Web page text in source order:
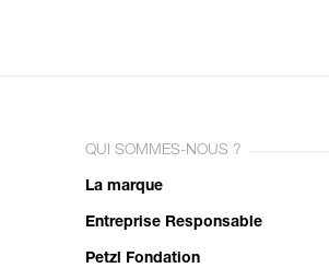
QUI SOMMES-NOUS ?
La marque
Entreprise Responsable
Petzl Fondation